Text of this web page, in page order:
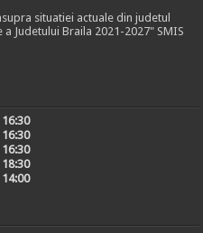
situatiei actuale din judetul
Judetului Braila 2021-2027" SMIS